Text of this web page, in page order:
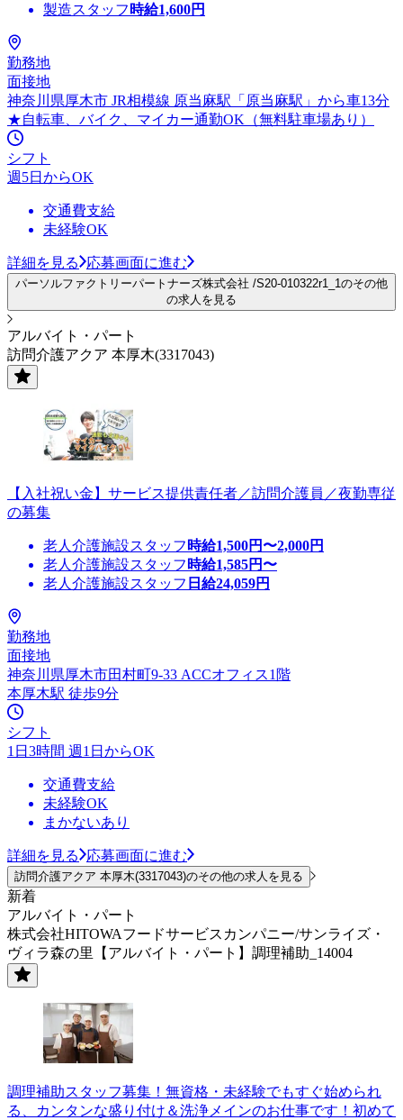
製造スタッフ 時給1,600円
勤務地
面接地
神奈川県厚木市 JR相模線 原当麻駅「原当麻駅」から車13分
★自転車、バイク、マイカー通勤OK（無料駐車場あり）
シフト
週5日からOK
交通費支給
未経験OK
詳細を見る 応募画面に進む
パーソルファクトリーパートナーズ株式会社 /S20-010322r1_1のその他
の求人を見る
アルバイト・パート
訪問介護アクア 本厚木(3317043)
【入社祝い金】サービス提供責任者／訪問介護員／夜勤専従
の募集
老人介護施設スタッフ 時給1,500円〜2,000円
老人介護施設スタッフ 時給1,585円〜
老人介護施設スタッフ 日給24,059円
勤務地
面接地
神奈川県厚木市田村町9-33 ACCオフィス1階
本厚木駅 徒歩9分
シフト
1日3時間 週1日からOK
交通費支給
未経験OK
まかないあり
詳細を見る 応募画面に進む
訪問介護アクア 本厚木(3317043)のその他の求人を見る
新着
アルバイト・パート
株式会社HITOWAフードサービスカンパニー/サンライズ・
ヴィラ森の里【アルバイト・パート】調理補助_14004
調理補助スタッフ募集！無資格・未経験でもすぐ始められ
る、カンタンな盛り付け＆洗浄メインのお仕事です！初めて